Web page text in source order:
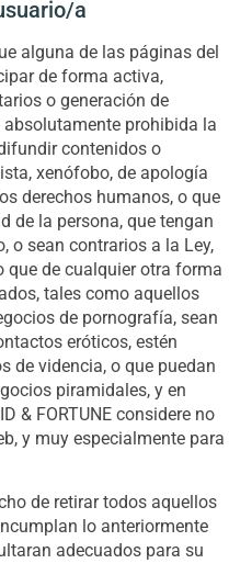
a
alguna de las páginas del
de forma activa,
o generación de
prohibida la
contenidos o
xenófobo, de apología
derechos humanos, o que
de la persona, que tengan
o sean contrarios a la Ley,
que de cualquier otra forma
tales como aquellos
de pornografía, sean
eróticos, estén
de videncia, o que puedan
piramidales, y en
& FORTUNE considere no
y muy especialmente para
de retirar todos aquellos
lo anteriormente
adecuados para su